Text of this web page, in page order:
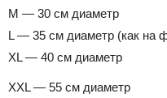
M — 30 см диаметр
L — 35 см диаметр (как на
XL — 40 см диаметр
XXL — 55 см диаметр